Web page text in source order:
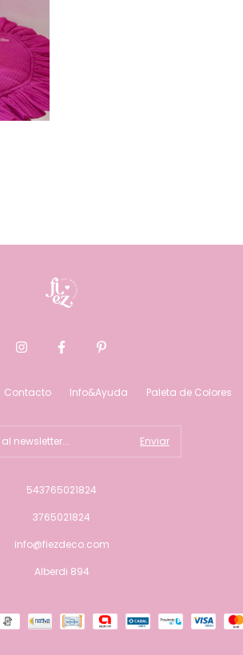
Contacto Info&Ayuda Paleta de Colores
543765021824
3765021824
info@fiezdeco.com
Alberdi 894